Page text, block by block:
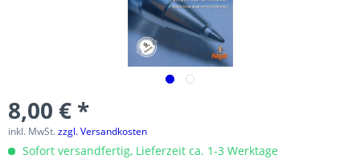
8,00 € *
inkl. MwSt.zzgl. Versandkosten
Sofort versandfertig, Lieferzeit ca. 1-3 Werktage